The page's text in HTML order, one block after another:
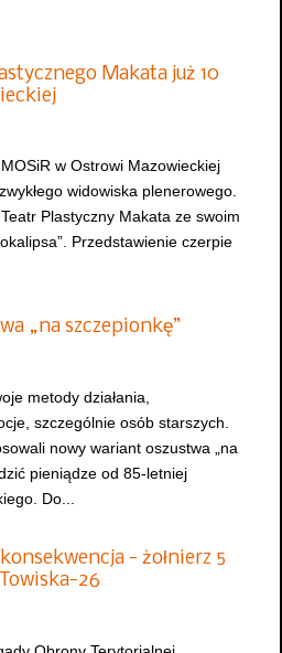
Makata już 10
w Ostrowi Mazowieckiej
widowiska plenerowego.
Plastyczny Makata ze swoim
Przedstawienie czerpie
„na szczepionkę”
metody działania,
szczególnie osób starszych.
nowy wariant oszustwa „na
pieniądze od 85-letniej
Do...
- żołnierz 5
26